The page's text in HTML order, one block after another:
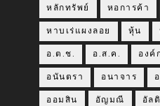
หลักทรัพย์ หอการค้า
หาบเร่แผงลอย หุ้น
อ.ต.ช. อ.ส.ค. องค์
อนันตรา อนาจาร
ออมสิน อัญมณี อัล